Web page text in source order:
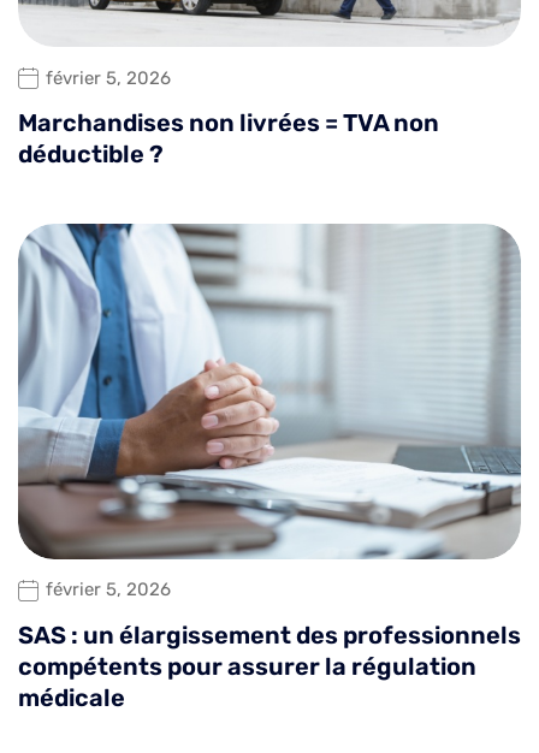
février 5, 2026
Marchandises non livrées = TVA non
déductible ?
février 5, 2026
SAS : un élargissement des professionnels
compétents pour assurer la régulation
médicale